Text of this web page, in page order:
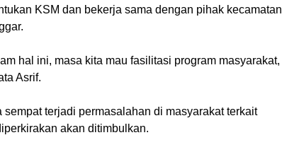
KSM dan bekerja sama dengan pihak kecamatan
hal ini, masa kita mau fasilitasi program masyarakat,
Asrif.
terjadi permasalahan di masyarakat terkait
akan ditimbulkan.